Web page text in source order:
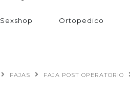
Sexshop Ortopedico
FAJAS FAJA POST OPERATORIO